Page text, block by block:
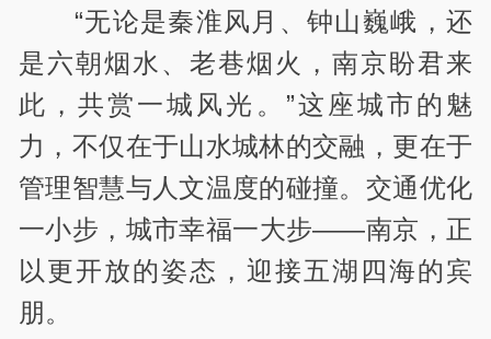
“无论是秦淮风月、钟山巍峨，还
是六朝烟水、老巷烟火，南京盼君来
此，共赏一城风光。”这座城市的魅
力，不仅在于山水城林的交融，更在于
管理智慧与人文温度的碰撞。交通优化
一小步，城市幸福一大步——南京，正
以更开放的姿态，迎接五湖四海的宾
朋。